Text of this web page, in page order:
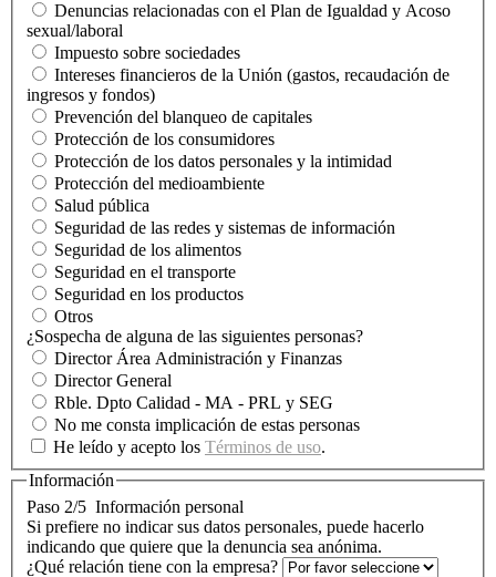
Denuncias relacionadas con el Plan de Igualdad y Acoso
sexual/laboral
Impuesto sobre sociedades
Intereses financieros de la Unión (gastos, recaudación de
ingresos y fondos)
Prevención del blanqueo de capitales
Protección de los consumidores
Protección de los datos personales y la intimidad
Protección del medioambiente
Salud pública
Seguridad de las redes y sistemas de información
Seguridad de los alimentos
Seguridad en el transporte
Seguridad en los productos
Otros
¿Sospecha de alguna de las siguientes personas?
Director Área Administración y Finanzas
Director General
Rble. Dpto Calidad - MA - PRL y SEG
No me consta implicación de estas personas
He leído y acepto los Términos de uso.
Información
Paso 2/5 Información personal
Si prefiere no indicar sus datos personales, puede hacerlo
indicando que quiere que la denuncia sea anónima.
¿Qué relación tiene con la empresa?